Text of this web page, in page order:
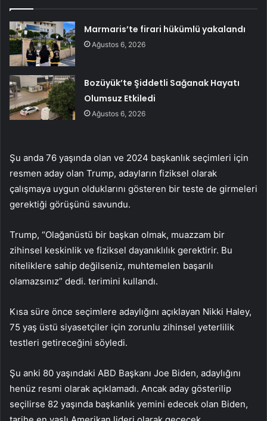
Marmaris’te firari hükümlü yakalandı
Ağustos 6, 2026
Bozüyük’te Şiddetli Sağanak Hayatı
Olumsuz Etkiledi
Ağustos 6, 2026
Şu anda 76 yaşında olan ve 2024 başkanlık seçimleri için
resmen aday olan Trump, adayların fiziksel olarak
çalışmaya uygun olduklarını gösteren bir teste de girmeleri
gerektiği görüşünü savundu.
Trump, “Olağanüstü bir başkan olmak, muazzam bir
zihinsel keskinlik ve fiziksel dayanıklılık gerektirir. Bu
niteliklere sahip değilseniz, muhtemelen başarılı
olamazsınız” dedi. terimini kullandı.
Kısa süre önce seçimlere adaylığını açıklayan Nikki Haley,
75 yaş üstü siyasetçiler için zorunlu zihinsel yeterlilik
testleri getireceğini söyledi.
Şu anki 80 yaşındaki ABD Başkanı Joe Biden, adaylığını
henüz resmi olarak açıklamadı. Ancak aday gösterilip
seçilirse 82 yaşında başkanlık yemini edecek olan Biden,